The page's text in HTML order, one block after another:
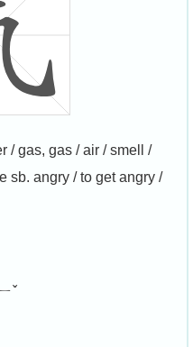
/ gas, gas / air / smell /
sb. angry / to get angry /
ˇ